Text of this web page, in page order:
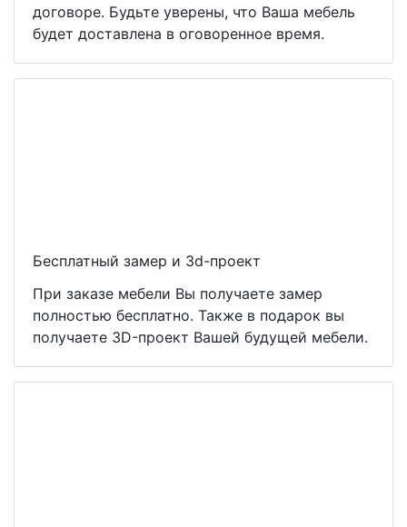
договоре. Будьте уверены, что Ваша мебель
будет доставлена в оговоренное время.
Бесплатный замер и 3d-проект
При заказе мебели Вы получаете замер
полностью бесплатно. Также в подарок вы
получаете 3D-проект Вашей будущей мебели.